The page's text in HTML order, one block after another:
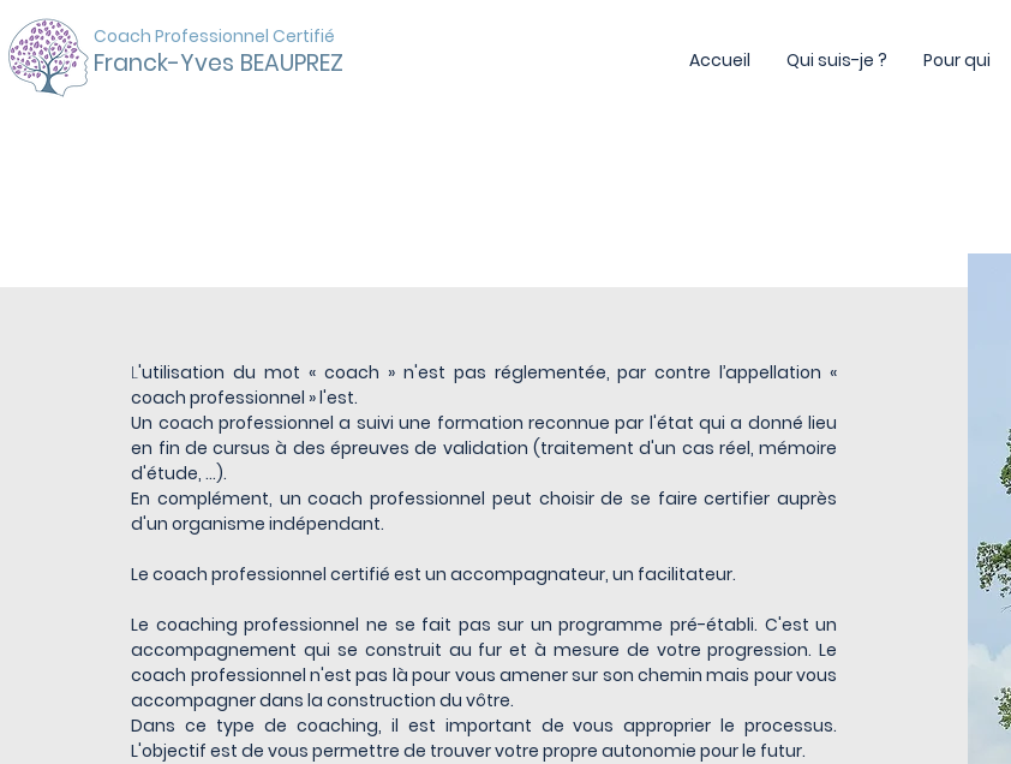
Coach Professionnel Certifié
Franck-Yves BEAUPREZ Accueil Qui suis-je ? Pour qui
L'utilisation du mot « coach » n'est pas réglementée, par contre l’appellation «
coach professionnel » l'est.
Un coach professionnel a suivi une formation reconnue par l'état qui a donné lieu
en fin de cursus à des épreuves de validation (traitement d'un cas réel, mémoire
d'étude, …).
En complément, un coach professionnel peut choisir de se faire certifier auprès
d'un organisme indépendant.
Le coach professionnel certifié est un accompagnateur, un facilitateur.
Le coaching professionnel ne se fait pas sur un programme pré-établi. C'est un
accompagnement qui se construit au fur et à mesure de votre progression. Le
coach professionnel n'est pas là pour vous amener sur son chemin mais pour vous
accompagner dans la construction du vôtre.
Dans ce type de coaching, il est important de vous approprier le processus.
L'objectif est de vous permettre de trouver votre propre autonomie pour le futur.